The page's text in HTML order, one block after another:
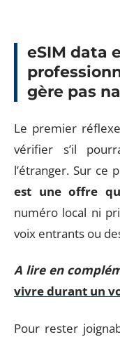
eSIM data
gère pas
Le premier
vérifier s’il
l’étranger. Sur ce
est une offre
numéro local ni
voix entrants ou
A lire en
vivre durant un
Pour rester